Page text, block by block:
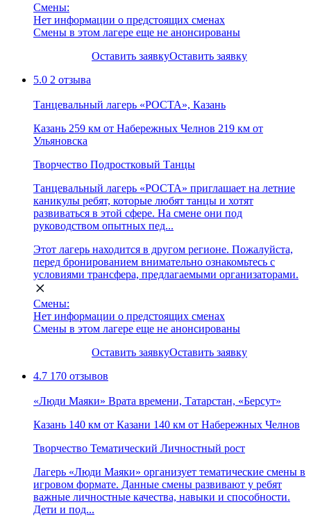
Смены:
Нет информации о предстоящих сменах
Смены в этом лагере еще не анонсированы
Оставить заявкуОставить заявку
5.0 2 отзыва
Танцевальный лагерь «РОСТА», Казань
Казань 259 км от Набережных Челнов 219 км от
Ульяновска
Творчество Подростковый Танцы
Танцевальный лагерь «РОСТА» приглашает на летние
каникулы ребят, которые любят танцы и хотят
развиваться в этой сфере. На смене они под
руководством опытных пед...
Этот лагерь находится в другом регионе. Пожалуйста,
перед бронированием внимательно ознакомьтесь с
условиями трансфера, предлагаемыми организаторами.
Смены:
Нет информации о предстоящих сменах
Смены в этом лагере еще не анонсированы
Оставить заявкуОставить заявку
4.7 170 отзывов
«Люди Маяки» Врата времени, Татарстан, «Берсут»
Казань 140 км от Казани 140 км от Набережных Челнов
Творчество Тематический Личностный рост
Лагерь «Люди Маяки» организует тематические смены в
игровом формате. Данные смены развивают у ребят
важные личностные качества, навыки и способности.
Дети и под...